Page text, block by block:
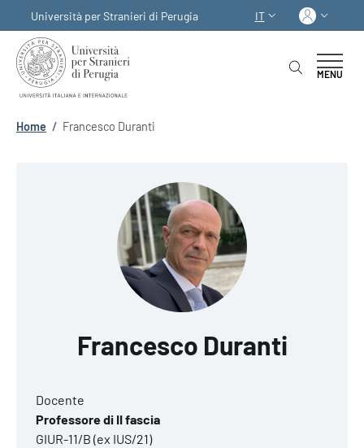
Università per Stranieri di Perugia
SELETTORE LINGUA:
IT
MENU
Briciole di pane
Home / Francesco Duranti
Francesco Duranti
Docente
Professore di II fascia
GIUR-11/B (ex IUS/21)